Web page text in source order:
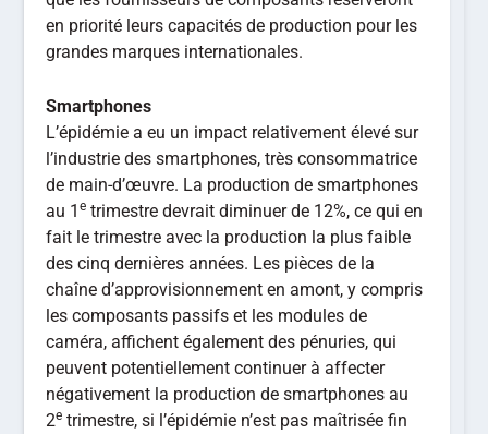
en priorité leurs capacités de production pour les
grandes marques internationales.
Smartphones
L’épidémie a eu un impact relativement élevé sur
l’industrie des smartphones, très consommatrice
de main-d’œuvre. La production de smartphones
au 1e trimestre devrait diminuer de 12%, ce qui en
fait le trimestre avec la production la plus faible
des cinq dernières années. Les pièces de la
chaîne d’approvisionnement en amont, y compris
les composants passifs et les modules de
caméra, affichent également des pénuries, qui
peuvent potentiellement continuer à affecter
négativement la production de smartphones au
2e trimestre, si l’épidémie n’est pas maîtrisée fin